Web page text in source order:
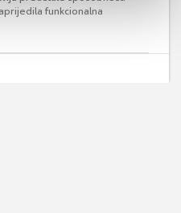
funkcionalna